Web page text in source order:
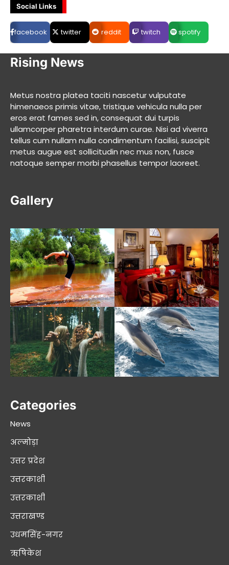
Social Links
facebook twitter reddit twitch spotify
Rising News
Metus nostra platea taciti nascetur vulputate
himenaeos primis vitae, tristique vehicula nulla per
eros erat fames sed in, consequat dui turpis
ullamcorper pharetra interdum curae. Nisi ad viverra
tellus cum nullam nulla condimentum facilisi, suscipit
metus augue est sollicitudin nec mus non, fusce
natoque semper morbi phasellus tempor laoreet.
Gallery
Categories
News
अल्मोड़ा
उत्तर प्रदेश
उत्तरकाशी
उत्तरकाशी
उत्तराखण्ड
उधमसिंह-नगर
ऋषिकेश